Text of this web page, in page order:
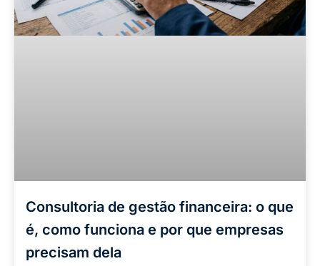
Consultoria de gestão financeira: o que
é, como funciona e por que empresas
precisam dela